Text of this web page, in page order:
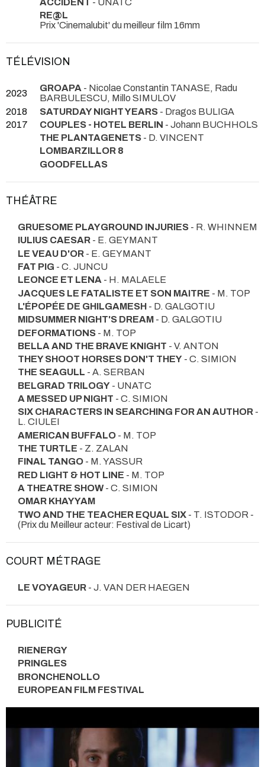
RE@L
Prix 'Cinemalubit' du meilleur film 16mm
TÉLÉVISION
2023 GROAPA - Nicolae Constantin TANASE, Radu
BARBULESCU, Millo SIMULOV
2018
SATURDAY NIGHT YEARS - Dragos BULIGA
2017
COUPLES - HOTEL BERLIN - Johann BUCHHOLS
THE PLANTAGENETS - D. VINCENT
LOMBARZILLOR 8
GOODFELLAS
THÉÂTRE
GRUESOME PLAYGROUND INJURIES - R. WHINNEM
IULIUS CAESAR - E. GEYMANT
LE VEAU D'OR - E. GEYMANT
FAT PIG - C. JUNCU
LEONCE ET LENA - H. MALAELE
JACQUES LE FATALISTE ET SON MAITRE - M. TOP
L'ÉPOPÉE DE GHILGAMESH - D. GALGOTIU
MIDSUMMER NIGHT'S DREAM - D. GALGOTIU
DEFORMATIONS - M. TOP
BELLA AND THE BRAVE KNIGHT - V. ANTON
THEY SHOOT HORSES DON'T THEY - C. SIMION
THE SEAGULL - A. SERBAN
BELGRAD TRILOGY - UNATC
A MESSED UP NIGHT - C. SIMION
SIX CHARACTERS IN SEARCHING FOR AN AUTHOR -
L. CIULEI
AMERICAN BUFFALO - M. TOP
THE TURTLE - Z. ZALAN
FINAL TANGO - M. YASSUR
RED LIGHT & HOT LINE - M. TOP
A THEATRE SHOW- C. SIMION
OMAR KHAYYAM
TWO AND THE TEACHER EQUAL SIX - T. ISTODOR -
(Prix du Meilleur acteur: Festival de Licart)
COURT MÉTRAGE
LE VOYAGEUR - J. VAN DER HAEGEN
PUBLICITÉ
RIENERGY
PRINGLES
BRONCHENOLLO
EUROPEAN FILM FESTIVAL